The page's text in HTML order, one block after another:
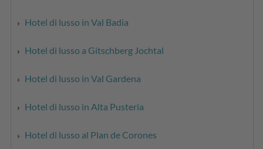
Hotel di lusso in Val Badia
Hotel di lusso a Gitschberg Jochtal
Hotel di lusso in Val Gardena
Hotel di lusso in Alta Pusteria
Hotel di lusso al Plan de Corones